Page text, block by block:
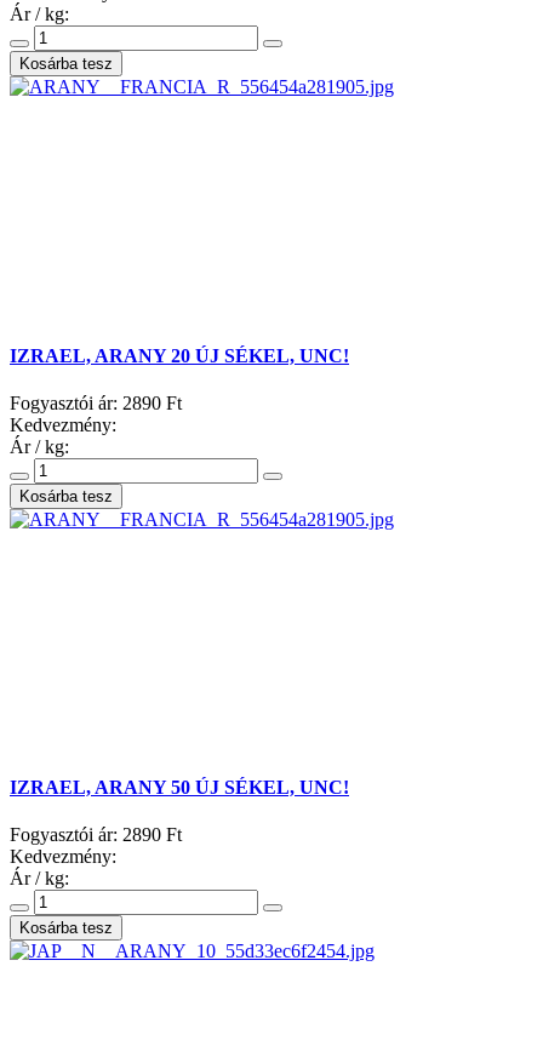
Ár / kg:
IZRAEL, ARANY 20 ÚJ SÉKEL, UNC!
Fogyasztói ár: 2890 Ft
Kedvezmény:
Ár / kg:
IZRAEL, ARANY 50 ÚJ SÉKEL, UNC!
Fogyasztói ár: 2890 Ft
Kedvezmény:
Ár / kg: